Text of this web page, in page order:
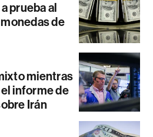
prueba al
de
mientras
informe de
Irán